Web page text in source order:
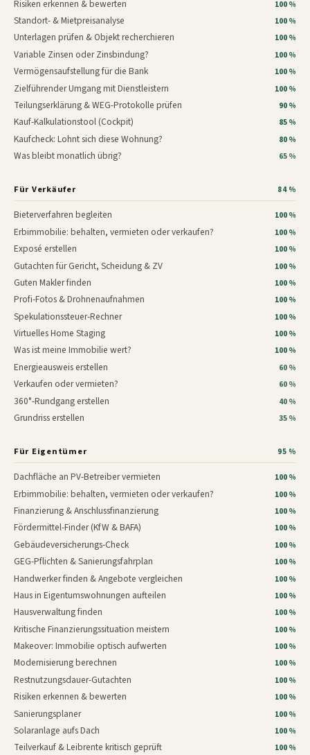
Risiken erkennen & bewerten 100 %
Standort- & Mietpreisanalyse 100 %
Unterlagen prüfen & Objekt recherchieren 100 %
Variable Zinsen oder Zinsbindung? 100 %
Vermögensaufstellung für die Bank 100 %
Zielführender Umgang mit Dienstleistern 100 %
Teilungserklärung & WEG-Protokolle prüfen 90 %
Kauf-Kalkulationstool (Cockpit) 85 %
Kaufcheck: Lohnt sich diese Wohnung? 80 %
Was bleibt monatlich übrig? 65 %
Für Verkäufer 84 %
Bieterverfahren begleiten 100 %
Erbimmobilie: behalten, vermieten oder verkaufen? 100 %
Exposé erstellen 100 %
Gutachten für Gericht, Scheidung & ZV 100 %
Guten Makler finden 100 %
Profi-Fotos & Drohnenaufnahmen 100 %
Spekulationssteuer-Rechner 100 %
Virtuelles Home Staging 100 %
Was ist meine Immobilie wert? 100 %
Energieausweis erstellen 60 %
Verkaufen oder vermieten? 60 %
360°-Rundgang erstellen 40 %
Grundriss erstellen 35 %
Für Eigentümer 95 %
Dachfläche an PV-Betreiber vermieten 100 %
Erbimmobilie: behalten, vermieten oder verkaufen? 100 %
Finanzierung & Anschlussfinanzierung 100 %
Fördermittel-Finder (KfW & BAFA) 100 %
Gebäudeversicherungs-Check 100 %
GEG-Pflichten & Sanierungsfahrplan 100 %
Handwerker finden & Angebote vergleichen 100 %
Haus in Eigentumswohnungen aufteilen 100 %
Hausverwaltung finden 100 %
Kritische Finanzierungssituation meistern 100 %
Makeover: Immobilie optisch aufwerten 100 %
Modernisierung berechnen 100 %
Restnutzungsdauer-Gutachten 100 %
Risiken erkennen & bewerten 100 %
Sanierungsplaner 100 %
Solaranlage aufs Dach 100 %
Teilverkauf & Leibrente kritisch geprüft 100 %